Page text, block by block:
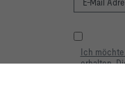
Ich möchte
erhalten.